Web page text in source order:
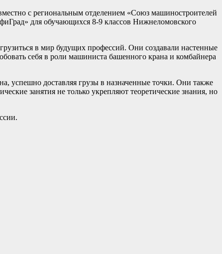
с региональным отделением «Союз машиностроителей
для обучающихся 8-9 классов Нижнеломовского
в мир будущих профессий. Они создавали настенные
себя в роли машиниста башенного крана и комбайнера
успешно доставляя грузы в назначенные точки. Они также
занятия не только укрепляют теоретические знания, но